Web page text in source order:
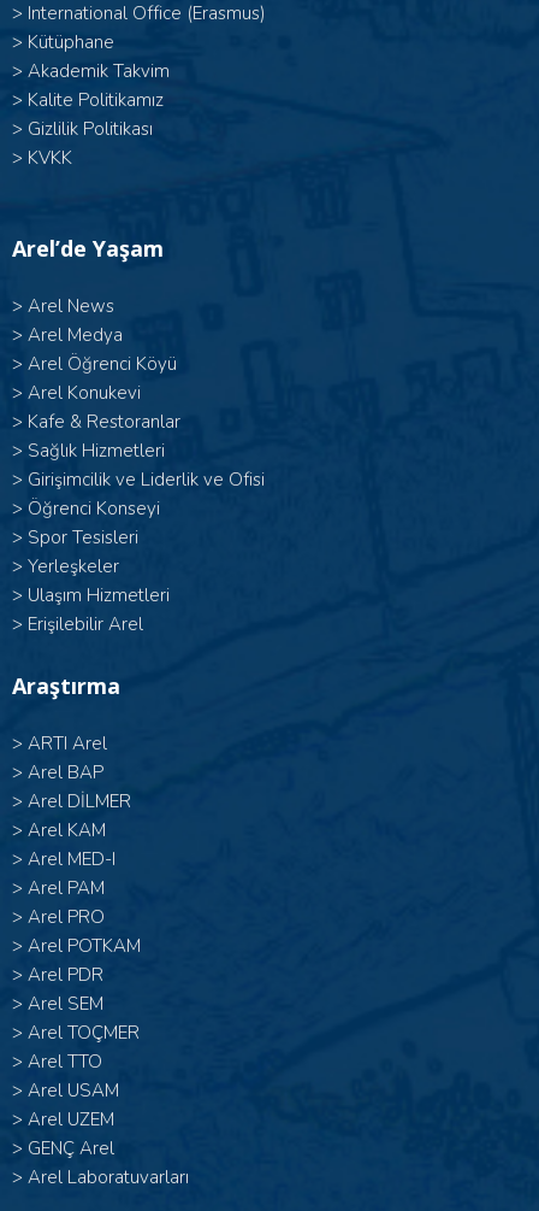
> International Office (Erasmus)
> Kütüphane
> Akademik Takvim
> Kalite Politikamız
> Gizlilik Politikası
> KVKK
Arel’de Yaşam
> Arel News
> Arel Medya
> Arel Öğrenci Köyü
> Arel Konukevi
> Kafe & Restoranlar
> Sağlık Hizmetleri
> Girişimcilik ve Liderlik ve Ofisi
> Öğrenci Konseyi
> Spor Tesisleri
> Yerleşkeler
> Ulaşım Hizmetleri
> Erişilebilir Arel
Araştırma
> ARTI Arel
> Arel BAP
> Arel DİLMER
> Arel KAM
> Arel MED-I
> Arel PAM
> Arel PRO
> Arel POTKAM
> Arel PDR
> Arel SEM
> Arel TOÇMER
> Arel TTO
> Arel USAM
> Arel UZEM
> GENÇ Arel
> Arel Laboratuvarları